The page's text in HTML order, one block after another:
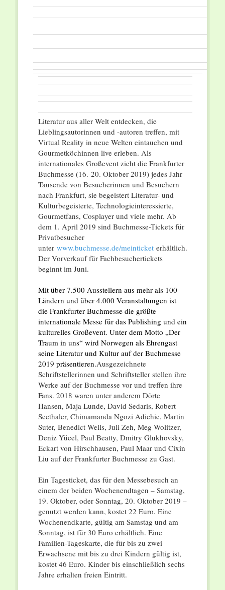
Literatur aus aller Welt entdecken, die
Lieblingsautorinnen und -autoren treffen, mit
Virtual Reality in neue Welten eintauchen und
Gourmetköchinnen live erleben. Als
internationales Großevent zieht die Frankfurter
Buchmesse (16.-20. Oktober 2019) jedes Jahr
Tausende von Besucherinnen und Besuchern
nach Frankfurt, sie begeistert Literatur- und
Kulturbegeisterte, Technologieinteressierte,
Gourmetfans, Cosplayer und viele mehr. Ab
dem 1. April 2019 sind Buchmesse-Tickets für
Privatbesucher
unter www.buchmesse.de/meinticketerhältlich.
Der Vorverkauf für Fachbesuchertickets
beginnt im Juni.
Mit über 7.500 Ausstellern aus mehr als 100
Ländern und über 4.000 Veranstaltungen ist
die Frankfurter Buchmesse die größte
internationale Messe für das Publishing und ein
kulturelles Großevent. Unter dem Motto „Der
Traum in uns“ wird Norwegen als Ehrengast
seine Literatur und Kultur auf der Buchmesse
2019 präsentieren.Ausgezeichnete
Schriftstellerinnen und Schriftsteller stellen ihre
Werke auf der Buchmesse vor und treffen ihre
Fans. 2018 waren unter anderem Dörte
Hansen, Maja Lunde, David Sedaris, Robert
Seethaler, Chimamanda Ngozi Adichie, Martin
Suter, Benedict Wells, Juli Zeh, Meg Wolitzer,
Deniz Yücel, Paul Beatty, Dmitry Glukhovsky,
Eckart von Hirschhausen, Paul Maar und Cixin
Liu auf der Frankfurter Buchmesse zu Gast.
Ein Tagesticket, das für den Messebesuch an
einem der beiden Wochenendtagen – Samstag,
19. Oktober, oder Sonntag, 20. Oktober 2019 –
genutzt werden kann, kostet 22 Euro. Eine
Wochenendkarte, gültig am Samstag und am
Sonntag, ist für 30 Euro erhältlich. Eine
Familien-Tageskarte, die für bis zu zwei
Erwachsene mit bis zu drei Kindern gültig ist,
kostet 46 Euro. Kinder bis einschließlich sechs
Jahre erhalten freien Eintritt.